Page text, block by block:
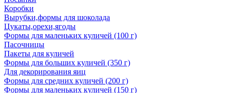
Коробки
Вырубки,формы для шоколада
Цукаты,орехи,ягоды
Формы для маленьких куличей (100 г)
Пасочницы
Пакеты для куличей
Формы для больших куличей (350 г)
Для декорирования яиц
Формы для средних куличей (200 г)
Формы для маленьких куличей (150 г)